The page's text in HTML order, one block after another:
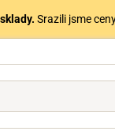
Srazili jsme